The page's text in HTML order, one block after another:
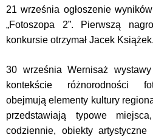
21 września ogłoszenie
„Fotoszopa 2”. Pierwszą
konkursie otrzymał Jacek Książek.
30 września Wernisaż
kontekście różnorodności
obejmują elementy kultury
przedstawiają typowe
codziennie, obiekty